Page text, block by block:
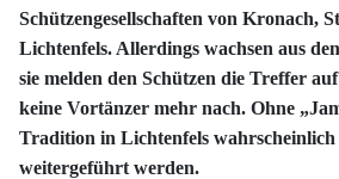
Schützengesellschaften von Kronach,
Lichtenfels. Allerdings wachsen aus
sie melden den Schützen die Treffer
keine Vortänzer mehr nach. Ohne
Tradition in Lichtenfels
weitergeführt werden.